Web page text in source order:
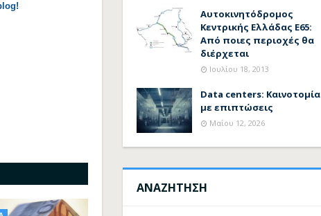
Αυτοκινητόδρομος
Κεντρικής Ελλάδας Ε65:
Από ποιες περιοχές θα
διέρχεται
Ιουλίου 18, 2013
Data centers: Καινοτομία
με επιπτώσεις
Μαΐου 12, 2026
ΑΝΑΖΗΤΗΣΗ